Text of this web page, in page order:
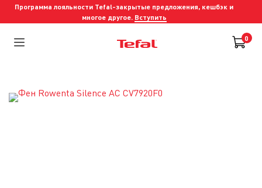
Программа лояльности Tefal-закрытые предложения, кешбэк и
многое другое. Вступить
0